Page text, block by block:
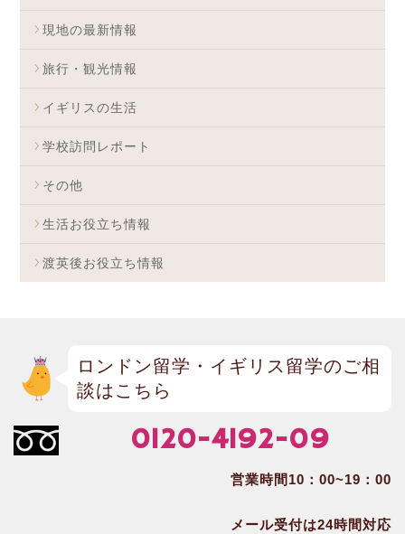
現地の最新情報
旅行・観光情報
イギリスの生活
学校訪問レポート
その他
生活お役立ち情報
渡英後お役立ち情報
ロンドン留学・イギリス留学のご相
談はこちら
0120-4192-09
営業時間10：00~19：00
メール受付は24時間対応